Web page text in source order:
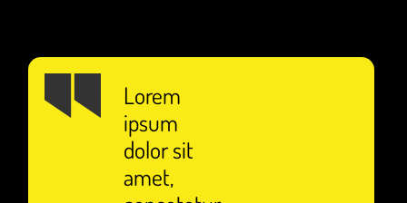
Lorem
ipsum
dolor sit
amet,